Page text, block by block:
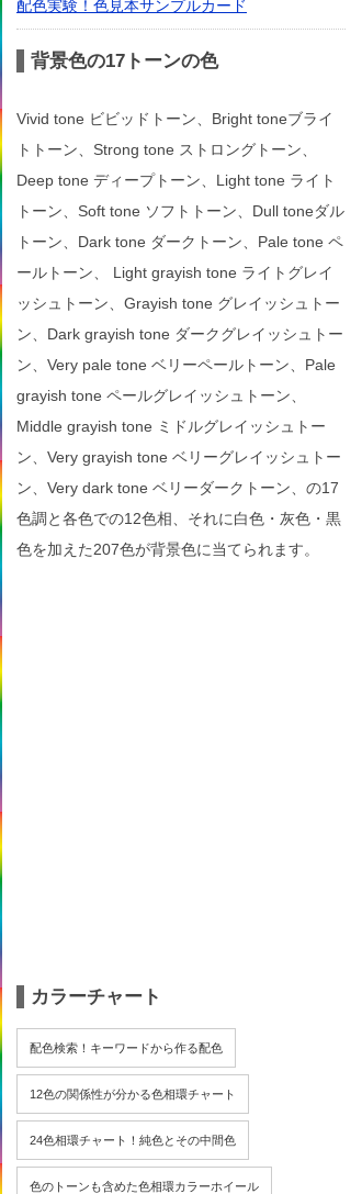
配色実験！色見本サンプルカード
背景色の17トーンの色
Vivid tone ビビッドトーン、Bright toneブライ
トトーン、Strong tone ストロングトーン、
Deep tone ディープトーン、Light tone ライト
トーン、Soft tone ソフトトーン、Dull toneダル
トーン、Dark tone ダークトーン、Pale tone ペ
ールトーン、 Light grayish tone ライトグレイ
ッシュトーン、Grayish tone グレイッシュトー
ン、Dark grayish tone ダークグレイッシュトー
ン、Very pale tone ベリーペールトーン、Pale
grayish tone ペールグレイッシュトーン、
Middle grayish tone ミドルグレイッシュトー
ン、Very grayish tone ベリーグレイッシュトー
ン、Very dark tone ベリーダークトーン、の17
色調と各色での12色相、それに白色・灰色・黒
色を加えた207色が背景色に当てられます。
カラーチャート
配色検索！キーワードから作る配色
12色の関係性が分かる色相環チャート
24色相環チャート！純色とその中間色
色のトーンも含めた色相環カラーホイール